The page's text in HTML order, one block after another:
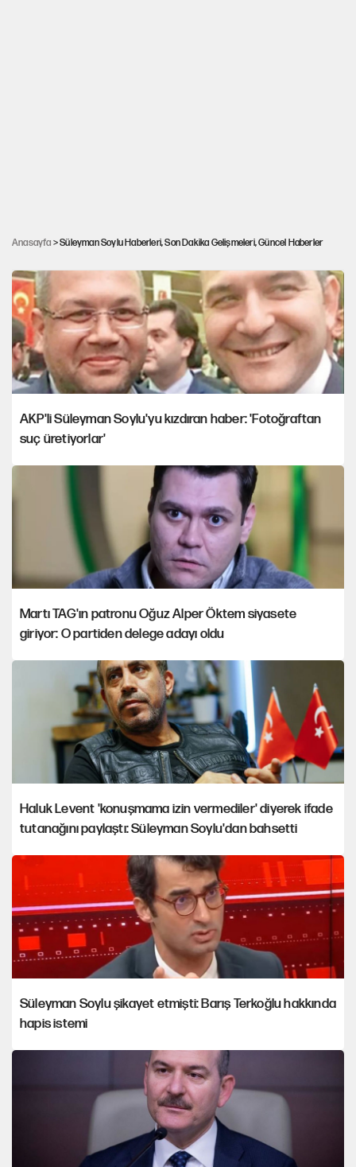
Anasayfa > Süleyman Soylu Haberleri, Son Dakika Gelişmeleri, Güncel Haberler
olamaz'
AKP'li Süleyman Soylu'yu kızdıran haber: 'Fotoğraftan
suç üretiyorlar'
Martı TAG'ın patronu Oğuz Alper Öktem siyasete
giriyor: O partiden delege adayı oldu
Haluk Levent 'konuşmama izin vermediler' diyerek ifade
tutanağını paylaştı: Süleyman Soylu'dan bahsetti
Süleyman Soylu şikayet etmişti: Barış Terkoğlu hakkında
hapis istemi